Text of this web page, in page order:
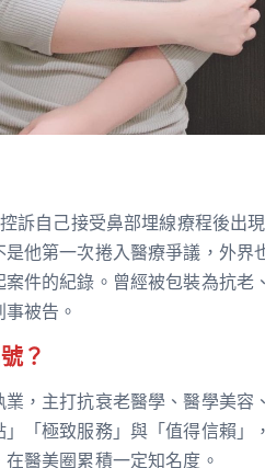
訴自己接受鼻部埋線療程後出
他第一次捲入醫療爭議，外界
件的紀錄。曾經被包裝為抗老
被告。
？
，主打抗衰老醫學、醫學美容
「極致服務」與「值得信賴」
醫美圈累積一定知名度。